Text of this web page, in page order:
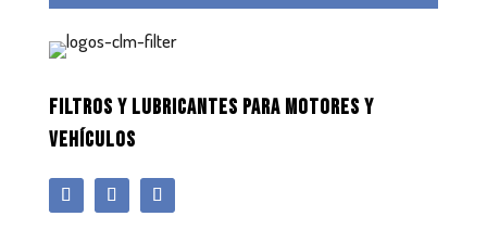
FILTROS Y LUBRICANTES PARA MOTORES Y
VEHÍCULOS